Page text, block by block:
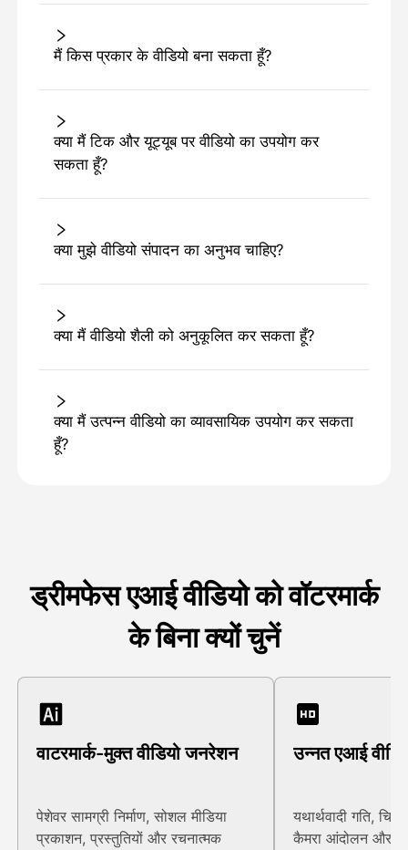
मैं किस प्रकार के वीडियो बना सकता हूँ?
क्या मैं टिक और यूट्यूब पर वीडियो का उपयोग कर
सकता हूँ?
क्या मुझे वीडियो संपादन का अनुभव चाहिए?
क्या मैं वीडियो शैली को अनुकूलित कर सकता हूँ?
क्या मैं उत्पन्न वीडियो का व्यावसायिक उपयोग कर सकता
हूँ?
ड्रीमफेस एआई वीडियो को वॉटरमार्क
के बिना क्यों चुनें
वाटरमार्क-मुक्त वीडियो जनरेशन
पेशेवर सामग्री निर्माण, सोशल मीडिया
प्रकाशन, प्रस्तुतियों और रचनात्मक
उन्नत एआई
यथार्थवादी गति,
कैमरा आंदोलन और